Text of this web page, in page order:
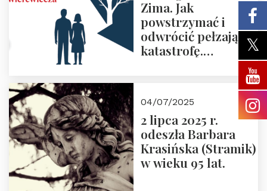
Zima. Jak
powstrzymać i
odwrócić pełzającą
katastrofę.
pierwsze spotkanie
Nowego
Ćwierćwiecza”
04/07/2025
2 lipca 2025 r.
odeszła Barbara
Krasińska (Stramik)
w wieku 95 lat.